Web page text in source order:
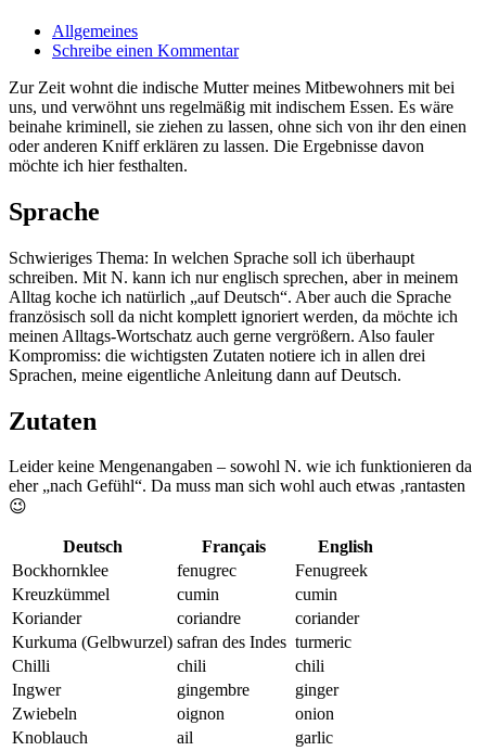
Allgemeines
Schreibe einen Kommentar
Zur Zeit wohnt die indische Mutter meines Mitbewohners mit bei
uns, und verwöhnt uns regelmäßig mit indischem Essen. Es wäre
beinahe kriminell, sie ziehen zu lassen, ohne sich von ihr den einen
oder anderen Kniff erklären zu lassen. Die Ergebnisse davon
möchte ich hier festhalten.
Sprache
Schwieriges Thema: In welchen Sprache soll ich überhaupt
schreiben. Mit N. kann ich nur englisch sprechen, aber in meinem
Alltag koche ich natürlich „auf Deutsch“. Aber auch die Sprache
französisch soll da nicht komplett ignoriert werden, da möchte ich
meinen Alltags-Wortschatz auch gerne vergrößern. Also fauler
Kompromiss: die wichtigsten Zutaten notiere ich in allen drei
Sprachen, meine eigentliche Anleitung dann auf Deutsch.
Zutaten
Leider keine Mengenangaben – sowohl N. wie ich funktionieren da
eher „nach Gefühl“. Da muss man sich wohl auch etwas ‚rantasten
😉
Deutsch Français
English
Bockhornklee
fenugrec
Fenugreek
Kreuzkümmel
cumin
cumin
Koriander
coriandre
coriander
Kurkuma (Gelbwurzel) safran des Indes turmeric
Chilli
chili
chili
Ingwer
gingembre
ginger
Zwiebeln
oignon
onion
Knoblauch
ail
garlic